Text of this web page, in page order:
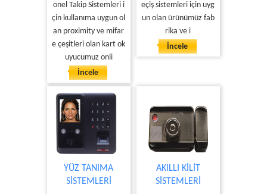
onel Takip Sistemleri i
çin kullanıma uygun ol
an proximity ve mifar
e çeşitleri olan kart ok
uyucumuz onli
İncele
eçiş sistemleri için uyg
un olan ürünümüz fab
rika ve i
İncele
YÜZ TANIMA
SİSTEMLERİ
AKILLI KİLİT
SİSTEMLERİ